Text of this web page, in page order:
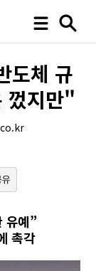
도체 규
껐지만"
유예”
촉각